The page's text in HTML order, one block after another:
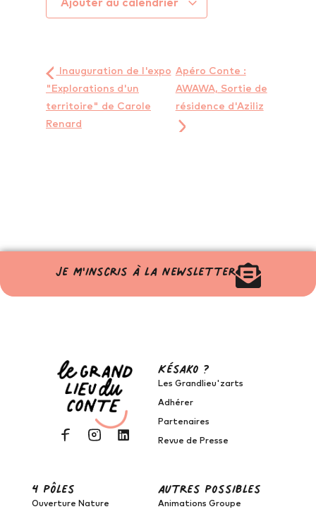
Ajouter au calendrier
Inauguration de l'expo
"Explorations d'un
territoire" de Carole
Renard
Apéro Conte :
AWAWA, Sortie de
résidence d'Aziliz
Je m'inscris à la newsletter
Késako ?
Les Grandlieu'zarts
Adhérer
Partenaires
Revue de Presse
4 pôles
Ouverture Nature
autres possibles
Animations Groupe